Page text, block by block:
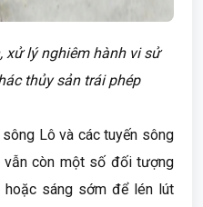
xử lý nghiêm hành vi sử
thủy sản trái phép
Lô và các tuyến sông
vẫn còn một số đối tượng
sáng sớm để lén lút